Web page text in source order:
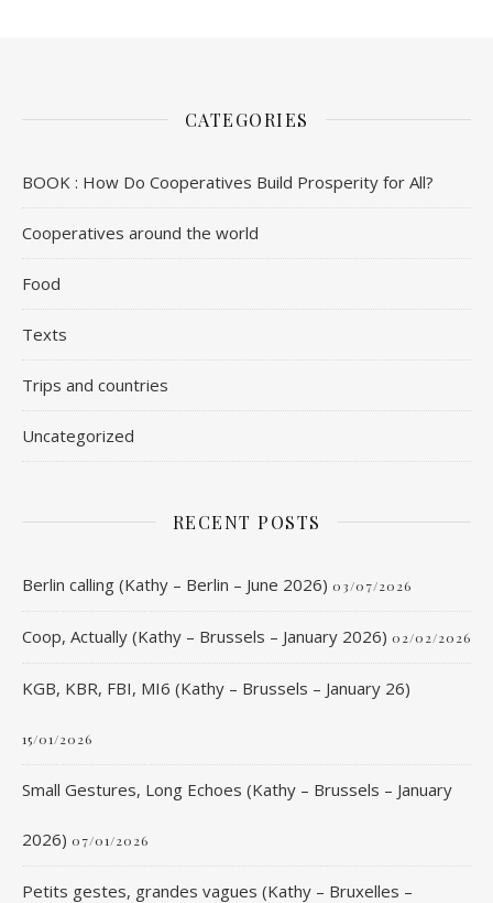
CATEGORIES
BOOK : How Do Cooperatives Build Prosperity for All?
Cooperatives around the world
Food
Texts
Trips and countries
Uncategorized
RECENT POSTS
Berlin calling (Kathy – Berlin – June 2026) 03/07/2026
Coop, Actually (Kathy – Brussels – January 2026) 02/02/2026
KGB, KBR, FBI, MI6 (Kathy – Brussels – January 26)
15/01/2026
Small Gestures, Long Echoes (Kathy – Brussels – January
2026) 07/01/2026
Petits gestes, grandes vagues (Kathy – Bruxelles –